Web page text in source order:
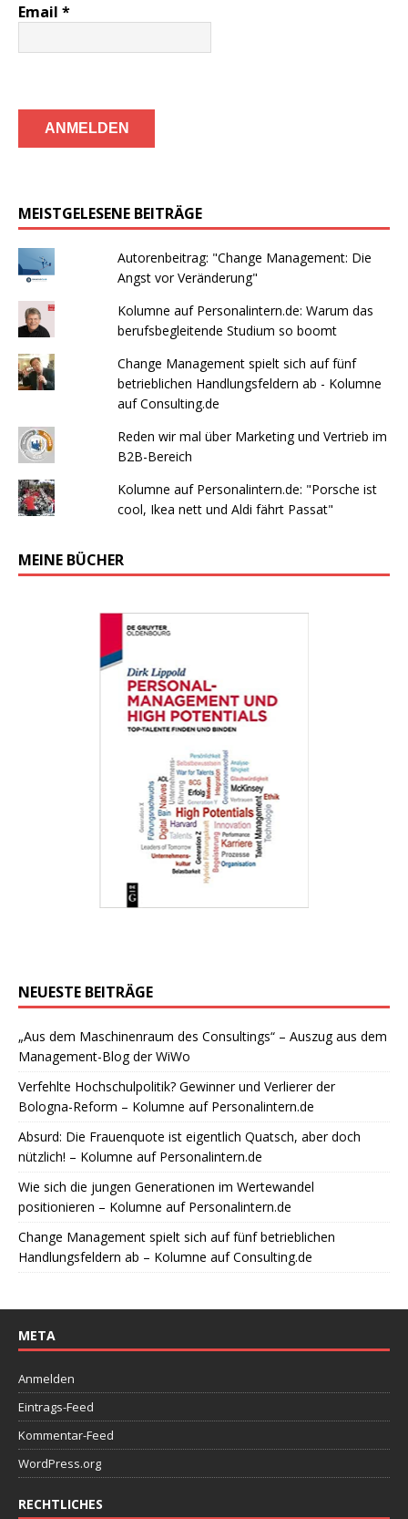
Email *
MEISTGELESENE BEITRÄGE
Autorenbeitrag: "Change Management: Die
Angst vor Veränderung"
Kolumne auf Personalintern.de: Warum das
berufsbegleitende Studium so boomt
Change Management spielt sich auf fünf
betrieblichen Handlungsfeldern ab - Kolumne
auf Consulting.de
Reden wir mal über Marketing und Vertrieb im
B2B-Bereich
Kolumne auf Personalintern.de: "Porsche ist
cool, Ikea nett und Aldi fährt Passat"
MEINE BÜCHER
NEUESTE BEITRÄGE
„Aus dem Maschinenraum des Consultings“ – Auszug aus dem
Management-Blog der WiWo
Verfehlte Hochschulpolitik? Gewinner und Verlierer der
Bologna-Reform – Kolumne auf Personalintern.de
Absurd: Die Frauenquote ist eigentlich Quatsch, aber doch
nützlich! – Kolumne auf Personalintern.de
Wie sich die jungen Generationen im Wertewandel
positionieren – Kolumne auf Personalintern.de
Change Management spielt sich auf fünf betrieblichen
Handlungsfeldern ab – Kolumne auf Consulting.de
META
Anmelden
Eintrags-Feed
Kommentar-Feed
WordPress.org
RECHTLICHES